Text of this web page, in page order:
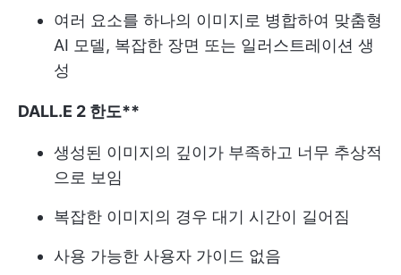
여러 요소를 하나의 이미지로 병합하여 맞춤형
AI 모델, 복잡한 장면 또는 일러스트레이션 생
성
DALL.E 2 한도**
생성된 이미지의 깊이가 부족하고 너무 추상적
으로 보임
복잡한 이미지의 경우 대기 시간이 길어짐
사용 가능한 사용자 가이드 없음